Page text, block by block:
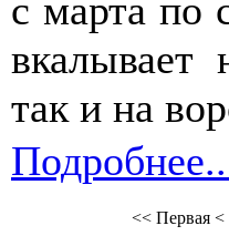
с марта по
вкалывает
так и на
<< Первая <